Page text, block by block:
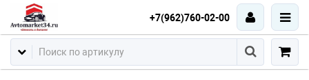
+7(962)760-02-00